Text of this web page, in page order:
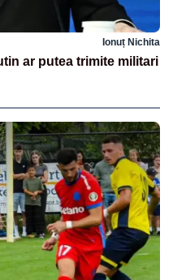
Ionuț Nichita
ar putea trimite militari